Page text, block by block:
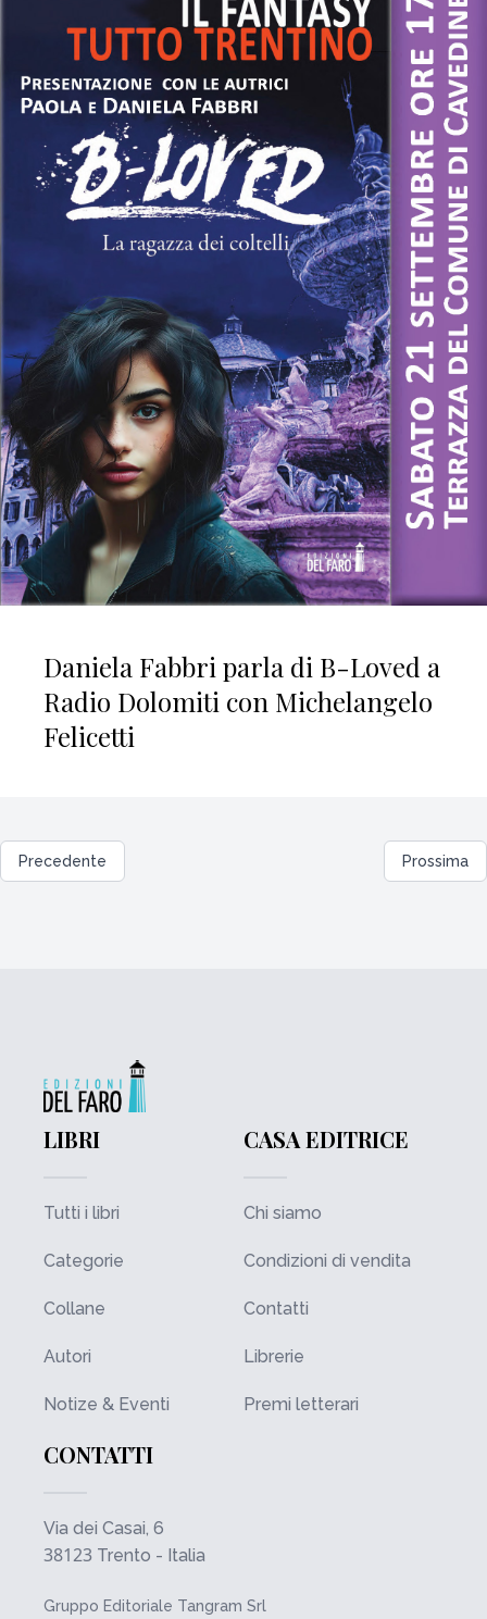
Daniela Fabbri parla di B-Loved a
Radio Dolomiti con Michelangelo
Felicetti
Precedente Prossima
LIBRI
Tutti i libri
Categorie
Collane
Autori
Notize & Eventi
CASA EDITRICE
Chi siamo
Condizioni di vendita
Contatti
Librerie
Premi letterari
CONTATTI
Via dei Casai, 6
38123 Trento - Italia
Gruppo Editoriale Tangram Srl